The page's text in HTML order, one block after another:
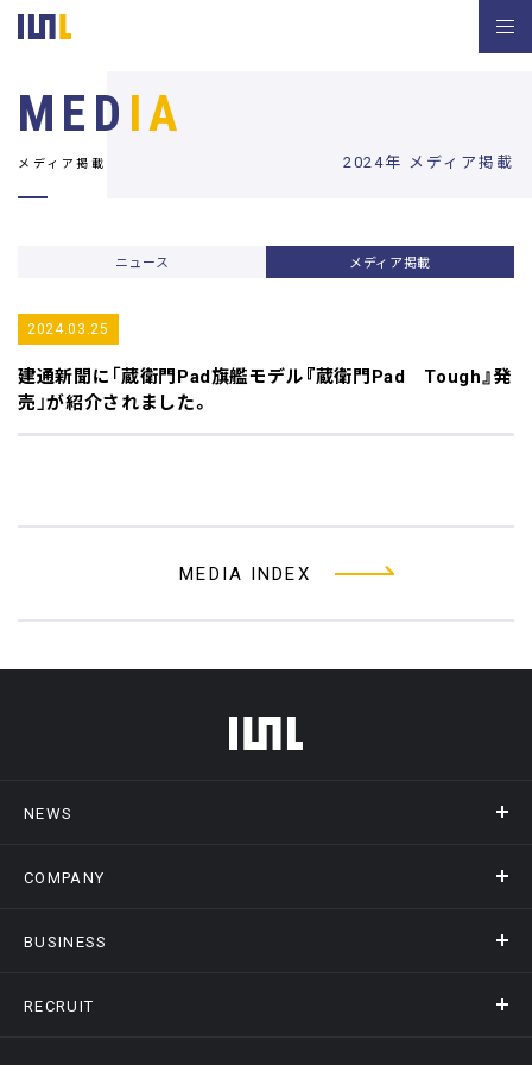
2024年 メディア掲載
MED IA
メディア掲載
ニュース メディア掲載
2024.03.25
建通新聞に「蔵衛門Pad旗艦モデル『蔵衛門Pad Tough』発
売」が紹介されました。
MEDIA INDEX
フッターメニュー
NEWS
ニュース
COMPANY
会社概要
BUSINESS
事業情報トップ
RECRUIT